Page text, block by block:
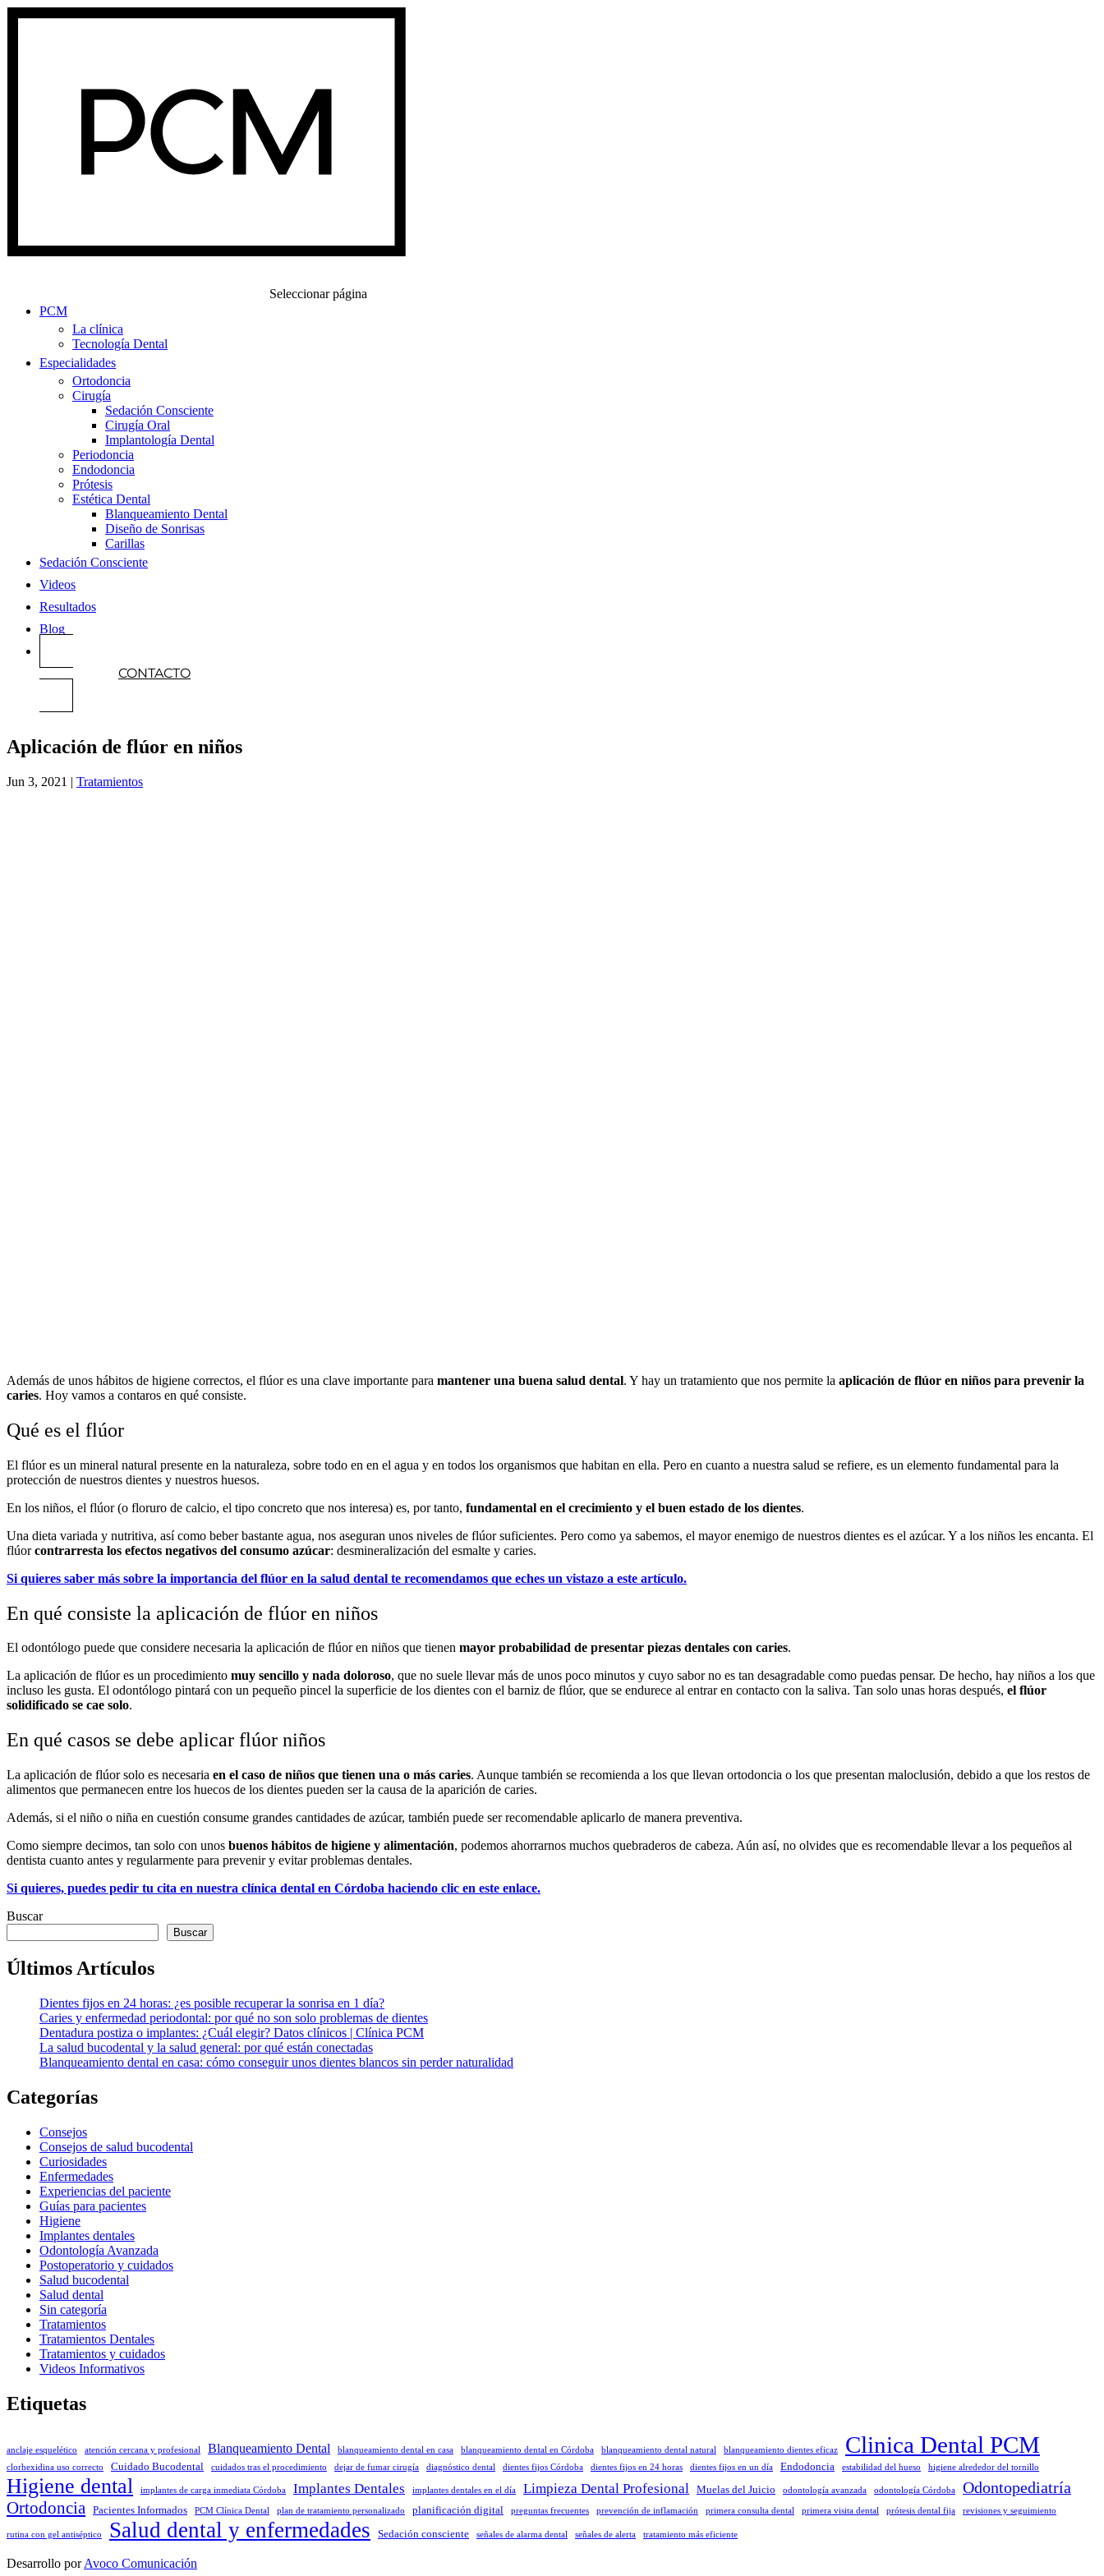
PCM
La clínica
Tecnología Dental
Especialidades
Ortodoncia
Cirugía
Sedación Consciente
Cirugía Oral
Implantología Dental
Periodoncia
Endodoncia
Prótesis
Estética Dental
Blanqueamiento Dental
Diseño de Sonrisas
Carillas
Sedación Consciente
Videos
Resultados
Blog
CONTACTO
Seleccionar página
Aplicación de flúor en niños
Jun 3, 2021 | Tratamientos
Además de unos hábitos de higiene correctos, el flúor es una clave importante para mantener una buena salud dental. Y hay un tratamiento que nos permite la aplicación de flúor en niños para prevenir la
caries. Hoy vamos a contaros en qué consiste.
Qué es el flúor
El flúor es un mineral natural presente en la naturaleza, sobre todo en en el agua y en todos los organismos que habitan en ella. Pero en cuanto a nuestra salud se refiere, es un elemento fundamental para la
protección de nuestros dientes y nuestros huesos.
En los niños, el flúor (o floruro de calcio, el tipo concreto que nos interesa) es, por tanto, fundamental en el crecimiento y el buen estado de los dientes.
Una dieta variada y nutritiva, así como beber bastante agua, nos aseguran unos niveles de flúor suficientes. Pero como ya sabemos, el mayor enemigo de nuestros dientes es el azúcar. Y a los niños les encanta. El
flúorcontrarresta los efectos negativos del consumo azúcar: desmineralización del esmalte y caries.
Si quieres saber más sobre la importancia del flúor en la salud dental te recomendamos que eches un vistazo a este artículo.
En qué consiste la aplicación de flúor en niños
El odontólogo puede que considere necesaria la aplicación de flúor en niños que tienen mayor probabilidad de presentar piezas dentales con caries.
La aplicación de flúor es un procedimiento muy sencillo y nada doloroso, que no suele llevar más de unos poco minutos y cuyo sabor no es tan desagradable como puedas pensar. De hecho, hay niños a los que
incluso les gusta. El odontólogo pintará con un pequeño pincel la superficie de los dientes con el barniz de flúor, que se endurece al entrar en contacto con la saliva. Tan solo unas horas después, el flúor
solidificado se cae solo.
En qué casos se debe aplicar flúor niños
La aplicación de flúor solo es necesaria en el caso de niños que tienen una o más caries. Aunque también se recomienda a los que llevan ortodoncia o los que presentan maloclusión, debido a que los restos de
alimentos que permanecen entre los huecos de los dientes pueden ser la causa de la aparición de caries.
Además, si el niño o niña en cuestión consume grandes cantidades de azúcar, también puede ser recomendable aplicarlo de manera preventiva.
Como siempre decimos, tan solo con unos buenos hábitos de higiene y alimentación, podemos ahorrarnos muchos quebraderos de cabeza. Aún así, no olvides que es recomendable llevar a los pequeños al
dentista cuanto antes y regularmente para prevenir y evitar problemas dentales.
Si quieres, puedes pedir tu cita en nuestra clínica dental en Córdoba haciendo clic en este enlace.
Buscar
Buscar
Últimos Artículos
Dientes fijos en 24 horas: ¿es posible recuperar la sonrisa en 1 día?
Caries y enfermedad periodontal: por qué no son solo problemas de dientes
Dentadura postiza o implantes: ¿Cuál elegir? Datos clínicos | Clínica PCM
La salud bucodental y la salud general: por qué están conectadas
Blanqueamiento dental en casa: cómo conseguir unos dientes blancos sin perder naturalidad
Categorías
Consejos
Consejos de salud bucodental
Curiosidades
Enfermedades
Experiencias del paciente
Guías para pacientes
Higiene
Implantes dentales
Odontología Avanzada
Postoperatorio y cuidados
Salud bucodental
Salud dental
Sin categoría
Tratamientos
Tratamientos Dentales
Tratamientos y cuidados
Videos Informativos
Etiquetas
anclaje esquelético atención cercana y profesional Blanqueamiento Dental blanqueamiento dental en casa blanqueamiento dental en Córdoba blanqueamiento dental natural blanqueamiento dientes eficaz Clinica Dental PCM
clorhexidina uso correcto Cuidado Bucodental cuidados tras el procedimiento dejar de fumar cirugía diagnóstico dental dientes fijos Córdoba dientes fijos en 24 horas dientes fijos en un día Endodoncia estabilidad del hueso higiene alrededor del tornillo
Higiene dental implantes de carga inmediata Córdoba Implantes Dentales implantes dentales en el día Limpieza Dental Profesional Muelas del Juicio odontología avanzada odontología Córdoba
Odontopediatría
Ortodoncia
Pacientes Informados PCM Clínica Dental plan de tratamiento personalizado planificación digital preguntas frecuentes prevención de inflamación primera consulta dental primera visita dental prótesis dental fija revisiones y seguimiento
rutina con gel antiséptico Salud dental y enfermedades Sedación consciente señales de alarma dental señales de alerta tratamiento más eficiente
Desarrollo porAvoco Comunicación